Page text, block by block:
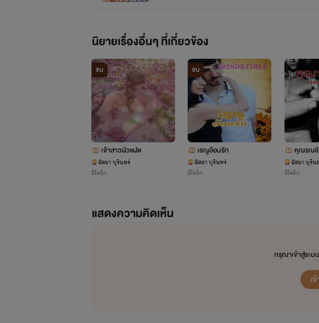
นิยายเรื่องอื่นๆ ที่เกี่ยวข้อง
จบ
เจ้าสาวผัวแฝด
มัสยา บุรินทร์
อีโรติก
จบ
เรณูอ้อนรัก
มัสยา บุรินทร์
อีโรติก
คุณรณชั
มัสยา บุริน
อีโรติก
แสดงความคิดเห็น
กรุณาเข้าสู่ระบ
เ